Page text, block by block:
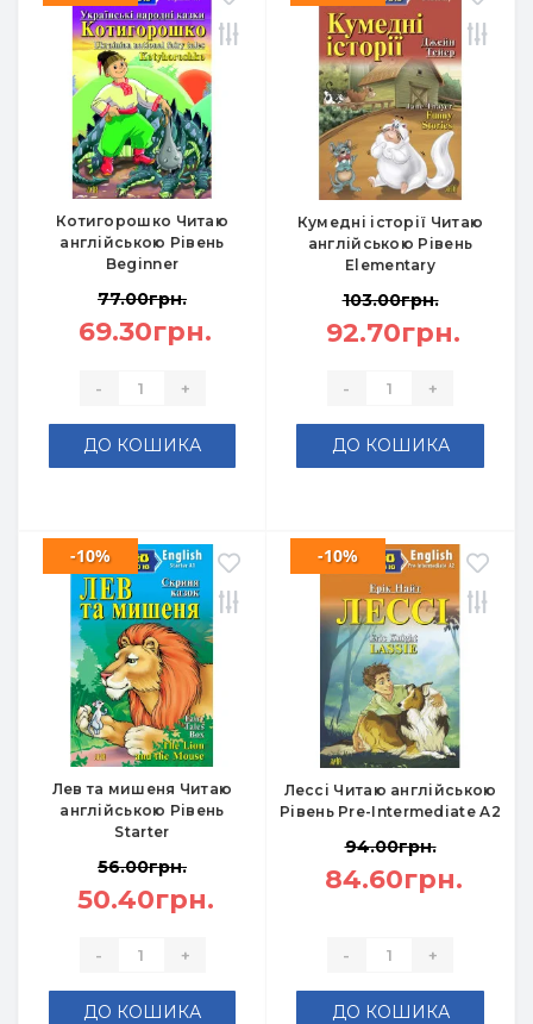
Котигорошко Читаю
англійською Рівень
Beginner
77.00грн.
69.30грн.
- +
ДО КОШИКА
Кумедні історії Читаю
англійською Рівень
Elementary
103.00грн.
92.70грн.
- +
ДО КОШИКА
Лев та мишеня Читаю
англійською Рівень
Starter
-10%
56.00грн.
50.40грн.
- +
ДО КОШИКА
Лессі Читаю англійською
Рівень Pre-Intermediate A2
-10%
94.00грн.
84.60грн.
- +
ДО КОШИКА